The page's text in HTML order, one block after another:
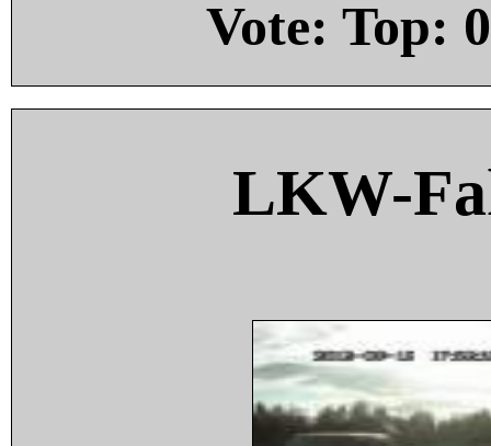
Vote: Top: 0
LKW-